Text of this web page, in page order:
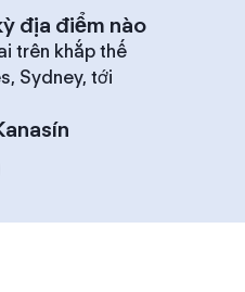
địa điểm nào
trên khắp thế
Sydney, tới